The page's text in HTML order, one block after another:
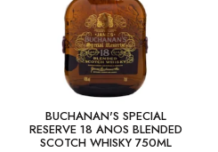
BUCHANAN'S SPECIAL
RESERVE 18 ANOS BLENDED
SCOTCH WHISKY 750ML